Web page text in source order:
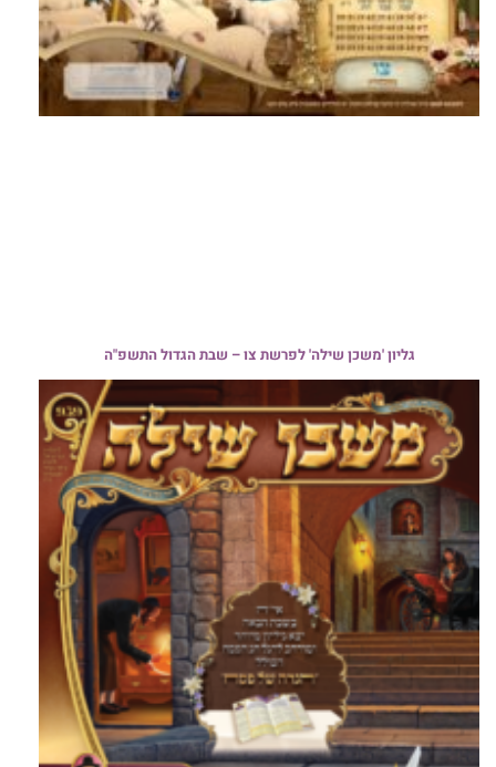
גליון 'משכן שילה' לפרשת צו – שבת הגדול התשפ"ה